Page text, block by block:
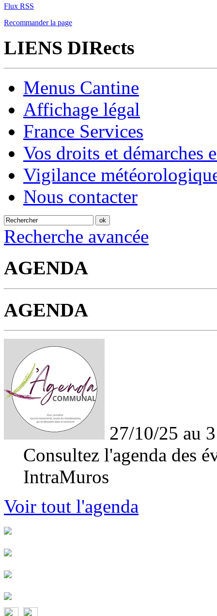
Flux RSS
Recommander la page
LIENS DIRects
Menus Cantine
Affichage légal
France Services
Vos droits et démarches
Vigilance
Nous contacter
Recherche avancée
AGENDA
AGENDA
27/10/25 au
Consultez l'agenda des
IntraMuros
Voir tout l'agenda